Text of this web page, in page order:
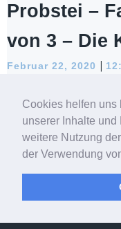
Cookies helfen uns
unserer Inhalte
weitere Nutzung
der Verwendung
Probstei –
von 3 – Die
Februar 22, 2020 |
Werbung – Bald ist
Vorfreude darauf
Read more
© 2026